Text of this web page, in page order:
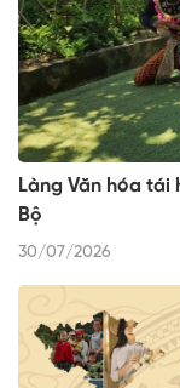
Làng Văn hóa tái
Bộ
30/07/2026